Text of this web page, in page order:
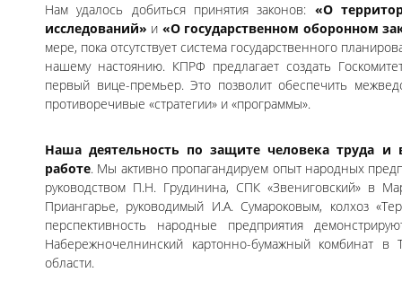
Нам удалось добиться принятия законов: «О
исследований» и «О государственном оборонном
мере, пока отсутствует система государственного
нашему настоянию. КПРФ предлагает создать
первый вице-премьер. Это позволит обеспечить
противоречивые «стратегии» и «программы».
Наша деятельность по защите человека труда и
работе. Мы активно пропагандируем опыт народных
руководством П.Н. Грудинина, СПК «Звениговский» в
Приангарье, руководимый И.А. Сумароковым, колхоз
перспективность народные предприятия
Набережночелнинский картонно-бумажный комбинат
области.